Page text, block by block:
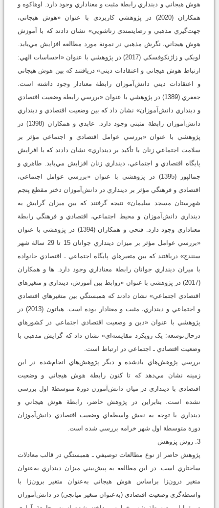
هوش هيجاني و دينداري رابطة مثبت و معناداري وجود دارد. اوهاکوه و
همکاران (2020) در پژوهشي کاربردي با عنوان «هوش هيجاني،
جهت‌گيري مذهبي و رضايتمندي زناشويي» نشان دادند که با آموزش
هوش هيجاني، نگرش مذهبي در نمونة مورد مطالعه افزايش مي‌يابد.
لويکي و زاژنکوفسکي (2017) در پژوهشي با عنوان «احساسات الهي:
ارتباط هوش هيجاني و اعتقادات ديني» دريافتند که بين هوش هيجاني
و اعتقادات ديني دانش‌آموزان رابطة معنادار وجود داشته است.
جعفري (1389) در پژوهشي با عنوان «بررسي رابطة وضعيت اقتصادي
و دينداري دانش‌آموزان» نشان داد که بين وضعيت اقتصادي و دينداري
دانش‌آموزان رابطة مثبتي وجود دارد. عابدي و همکاران (1398) در
پژوهشي با عنوان «بررسي عوامل اقتصادي و اجتماعي مؤثر بر
سلامت اجتماعي زنان با تأکيد بر دينداري» نشان دادند که با افزايش
پايگاه اقتصادي و اجتماعي، دينداري زنان افزايش مي‌يابد. طاهري و
جمالپور (1395) در پژوهشي با عنوان «بررسي عوامل اجتماعي،
اقتصادي و فرهنگي مؤثر بر دينداري در دانش‌آموزان دختر مقطع پنجم
شهرستان مسجد سليمان» نتيجه گرفتند که بين ميزان گرايش به
دينداري دانش‌آموزان و محيط اجتماعي، اقتصادي و فرهنگي رابطة
معناداري وجود دارد. فتحي و همکاران (1394) در پژوهشي با عنوان
«بررسي عوامل مؤثر بر ميزان دينداري جوانان 15 تا 29 سالة شهر
سنندج» دريافتند که بين متغيرهاي پايگاه اجتماعي ـ اقتصادي خانواده
با ميزان دينداري جوانان رابطة معناداري وجود دارد. ها و همکاران
(2017) در پژوهشي با عنوان «روابط بين آموزش، دينداري و متغيرهاي
اقتصادي اجتماعي» نشان دادند که همبستگي بين متغير‌هاي اقتصادي
و اجتماعي و دينداري، مثبت و معنادار بوده است. هياتون (2013) در
پژوهشي با عنوان «دين و وضعيت اقتصادي اجتماعي در کشورهاي
درحال‌توسعه: يک رويکرد مقايسه‌اي» نشان داد که گرايش مذهبي با
وضعيت اقتصادي ـ اجتماعي در ارتباط است.
بررسي پژوهش‌هاي یادشده و دیگر پژوهش‌هاي انجام‌شده در‌ اين
زمينه نشان مي‌دهد که تا کنون رابطة هوش هيجاني و وضعيت
اقتصادي با دينداري در ميان دانش‌آموزن دورة متوسطة اول بررسي
نشده است. بنابراين در پژوهش حاضر، رابطة هوش هيجاني و
دينداري با توجه به نقش واسطه‌اي وضعيت اقتصادي دانش‌آموزان
دورة متوسطة اول شهر خرامه بررسي شده است.
3. روش پژوهش
پژوهش حاضر از نوع مطالعات توصيفي ـ همبستگي در قالب معادلات
ساختاري است. در اين مطالعه به پيش‌بيني ميزان دينداري به‌عنوان
متغير درون‌زا براساس هوش هيجاني به‌عنوان متغير برون‌زا با
واسطه‌گري وضعيت اقتصادي (به‌عنوان متغير ميانجي) در دانش‌آموزان